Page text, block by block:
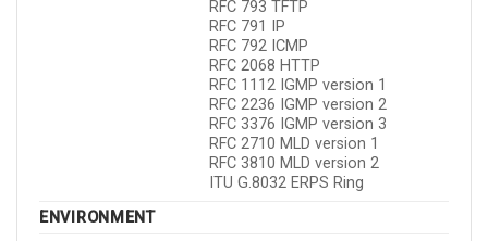
RFC 793 TFTP
RFC 791 IP
RFC 792 ICMP
RFC 2068 HTTP
RFC 1112 IGMP version 1
RFC 2236 IGMP version 2
RFC 3376 IGMP version 3
RFC 2710 MLD version 1
RFC 3810 MLD version 2
ITU G.8032 ERPS Ring
ENVIRONMENT